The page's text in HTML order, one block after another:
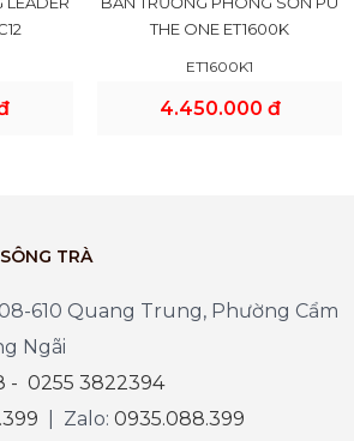
THE ONE ET1600K
ET1600K1
4.450.000 đ
TRÀ
610 Quang Trung, Phường Cẩm
Ngãi
- 0255 3822394
| Zalo: 0935.088.399